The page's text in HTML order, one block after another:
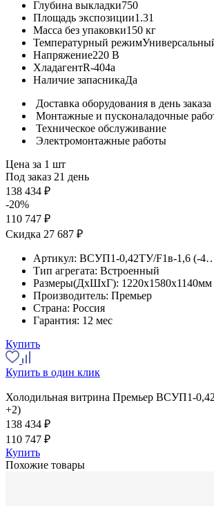
Глубина выкладки750
Площадь экспозиции1.31
Масса без упаковки150 кг
Температурный режим
Напряжение220 В
ХладагентR-404a
Наличие запасникаДа
Доставка оборудования в день заказа
Монтажные и пусконаладочные
Техническое обслуживание
Электромонтажные работы
Цена за 1 шт
Под заказ 21 день
138 434 ₽
-20%
110 747 ₽
Скидка 27 687 ₽
Артикул: ВСУП1-0,42ТУ/F1в-1,6 (-
Тип агрегата: Встроенный
Размеры(ДхШхГ): 1220x1580x1140мм
Производитель: Премьер
Страна: Россия
Гарантия: 12 мес
Купить
Купить в один клик
Холодильная витрина Премьер ВСУП1-
+2)
138 434 ₽
110 747 ₽
Купить
Похожие товары